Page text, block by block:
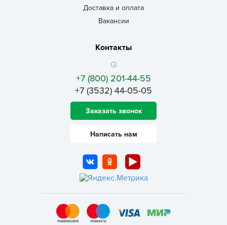
Доставка и оплата
Вакансии
Контакты
+7 (800) 201-44-55
+7 (3532) 44-05-05
Заказать звонок
Написать нам